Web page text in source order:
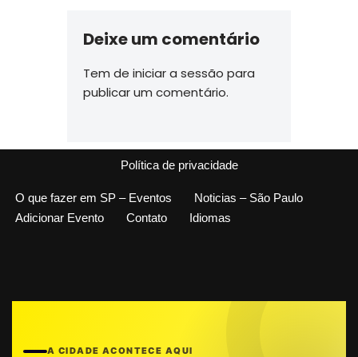
Deixe um comentário
Tem de iniciar a sessão para
publicar um comentário.
Política de privacidade
O que fazer em SP – Eventos
Noticias – São Paulo
Adicionar Evento
Contato Idiomas
A CIDADE ACONTECE AQUI